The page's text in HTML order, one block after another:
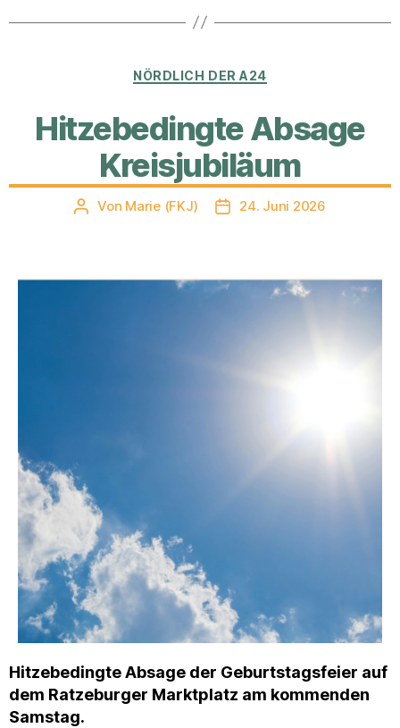
Kategorien
NÖRDLICH DER A24
Hitzebedingte Absage
Kreisjubiläum
Beitragsautor
Von Marie (FKJ) Veröffentlichungsdatum
24. Juni 2026
Hitzebedingte Absage der Geburtstagsfeier auf
dem Ratzeburger Marktplatz am kommenden
Samstag.